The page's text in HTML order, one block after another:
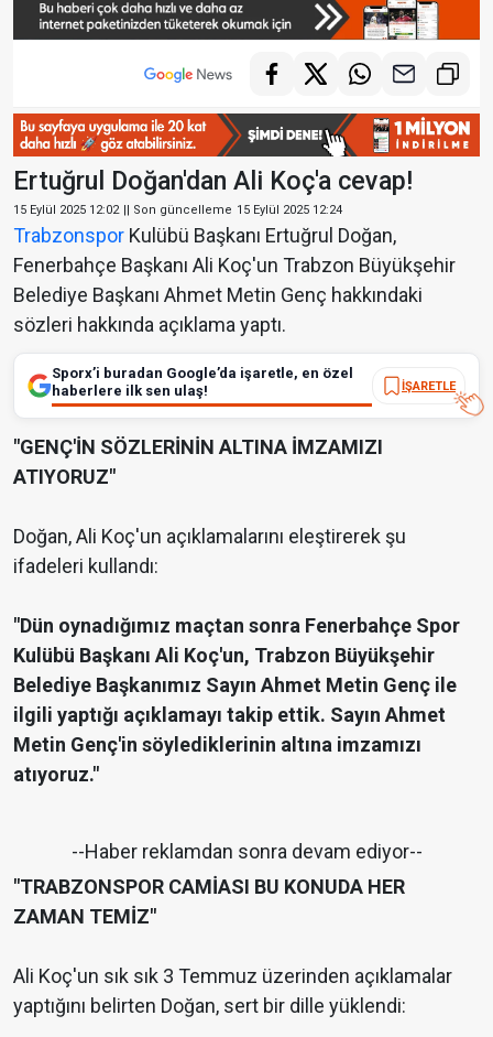
Ertuğrul Doğan'dan Ali Koç'a cevap!
15 Eylül 2025 12:02 || Son güncelleme 15 Eylül 2025 12:24
Trabzonspor Kulübü Başkanı Ertuğrul Doğan,
Fenerbahçe Başkanı Ali Koç'un Trabzon Büyükşehir
Belediye Başkanı Ahmet Metin Genç hakkındaki
sözleri hakkında açıklama yaptı.
Sporx’i buradan Google’da işaretle, en özel
haberlere ilk sen ulaş!
İŞARETLE
"GENÇ'İN SÖZLERİNİN ALTINA İMZAMIZI
ATIYORUZ"
Doğan, Ali Koç'un açıklamalarını eleştirerek şu
ifadeleri kullandı:
"Dün oynadığımız maçtan sonra Fenerbahçe Spor
Kulübü Başkanı Ali Koç'un, Trabzon Büyükşehir
Belediye Başkanımız Sayın Ahmet Metin Genç ile
ilgili yaptığı açıklamayı takip ettik. Sayın Ahmet
Metin Genç'in söylediklerinin altına imzamızı
atıyoruz."
--Haber reklamdan sonra devam ediyor--
"TRABZONSPOR CAMİASI BU KONUDA HER
ZAMAN TEMİZ"
Ali Koç'un sık sık 3 Temmuz üzerinden açıklamalar
yaptığını belirten Doğan, sert bir dille yüklendi: